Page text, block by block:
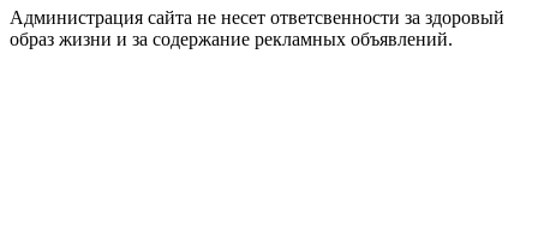
Администрация сайта не несет ответсвенности за здоровый
образ жизни и за содержание рекламных объявлений.